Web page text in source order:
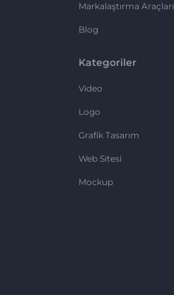
Markalaştırma Araçları
Blog
Kategoriler
Video
Logo
Grafik Tasarım
Web Sitesi
Mockup